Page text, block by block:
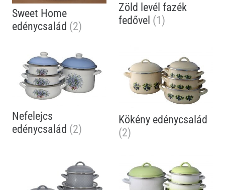
Sweet Home
edénycsalád (2)
Zöld levél fazék
fedővel (1)
Nefelejcs
edénycsalád (2)
Kökény edénycsalád
(2)